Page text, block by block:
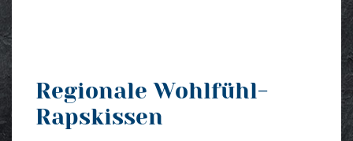
Regionale Wohlfühl-
Rapskissen